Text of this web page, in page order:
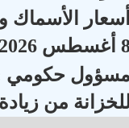
الأسماك
2026
من